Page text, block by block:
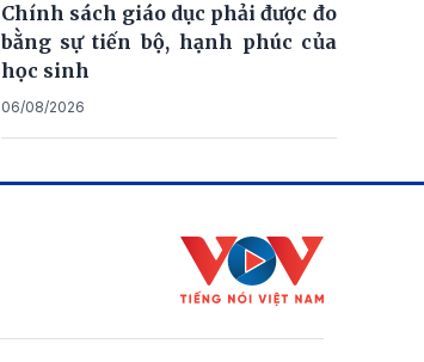
Chính sách giáo dục phải được đo
bằng sự tiến bộ, hạnh phúc của
học sinh
06/08/2026